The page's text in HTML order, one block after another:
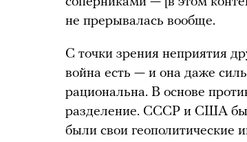
не прерывалась вообще.
С точки зрения неприятия
война есть — и она даже
рациональна. В основе
разделение. СССР и США
были свои геополитические